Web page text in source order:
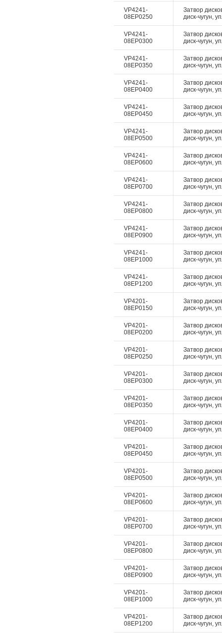
VP4241-
08EP0250
Затвор
диск-чугун,
VP4241-
08EP0300
Затвор
диск-чугун,
VP4241-
08EP0350
Затвор
диск-чугун,
VP4241-
08EP0400
Затвор
диск-чугун,
VP4241-
08EP0450
Затвор
диск-чугун,
VP4241-
08EP0500
Затвор
диск-чугун,
VP4241-
08EP0600
Затвор
диск-чугун,
VP4241-
08EP0700
Затвор
диск-чугун,
VP4241-
08EP0800
Затвор
диск-чугун,
VP4241-
08EP0900
Затвор
диск-чугун,
VP4241-
08EP1000
Затвор
диск-чугун,
VP4241-
08EP1200
Затвор
диск-чугун,
VP4201-
08EP0150
Затвор
диск-чугун,
VP4201-
08EP0200
Затвор
диск-чугун,
VP4201-
08EP0250
Затвор
диск-чугун,
VP4201-
08EP0300
Затвор
диск-чугун,
VP4201-
08EP0350
Затвор
диск-чугун,
VP4201-
08EP0400
Затвор
диск-чугун,
VP4201-
08EP0450
Затвор
диск-чугун,
VP4201-
08EP0500
Затвор
диск-чугун,
VP4201-
08EP0600
Затвор
диск-чугун,
VP4201-
08EP0700
Затвор
диск-чугун,
VP4201-
08EP0800
Затвор
диск-чугун,
VP4201-
08EP0900
Затвор
диск-чугун,
VP4201-
08EP1000
Затвор
диск-чугун,
VP4201-
08EP1200
Затвор
диск-чугун,